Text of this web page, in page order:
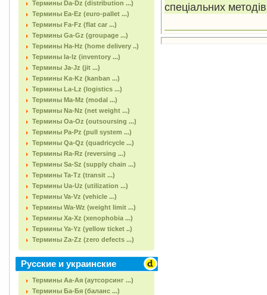
Термины Da-Dz (distribution ...)
Термины Ea-Ez (euro-pallet ...)
Термины Fa-Fz (flat car ...)
Термины Ga-Gz (groupage ...)
Термины Ha-Hz (home delivery ..)
Термины Ia-Iz (inventory ...)
Термины Ja-Jz (jit ...)
Термины Ka-Kz (kanban ...)
Термины La-Lz (logistics ...)
Термины Ma-Mz (modal ...)
Термины Na-Nz (net weight ...)
Термины Oa-Oz (outsoursing ...)
Термины Pa-Pz (pull system ...)
Термины Qa-Qz (quadricycle ...)
Термины Ra-Rz (reversing ...)
Термины Sa-Sz (supply chain ...)
Термины Ta-Tz (transit ...)
Термины Ua-Uz (utilization ...)
Термины Va-Vz (vehicle ...)
Термины Wa-Wz (weight limit ...)
Термины Xa-Xz (xenophobia ...)
Термины Ya-Yz (yellow ticket ..)
Термины Za-Zz (zero defects ...)
Русские и украинские
Термины Аа-Ая (аутсорсинг ...)
Термины Ба-Бя (баланс ...)
спеціальних